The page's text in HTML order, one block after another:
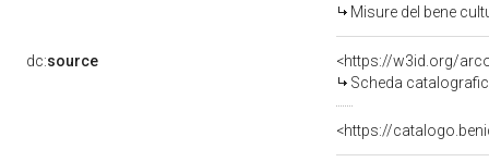
Misure del bene
dc:source
<https://w3id.org/
Scheda
<https://